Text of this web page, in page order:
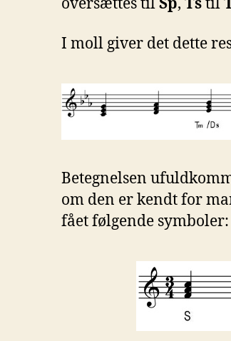
oversættes tilSp, Tstil
I moll giver det dette
Betegnelsen
om den er kendt for
fået følgende symboler: